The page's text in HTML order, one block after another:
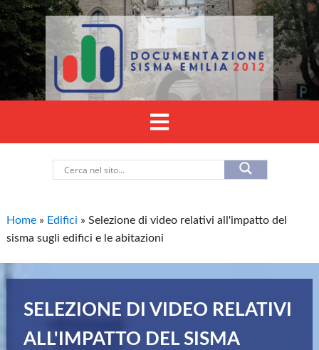
Home » Edifici »Selezione di video relativi all'impatto del
sisma sugli edifici e le abitazioni
SELEZIONE DI VIDEO RELATIVI
ALL'IMPATTO DEL SISMA